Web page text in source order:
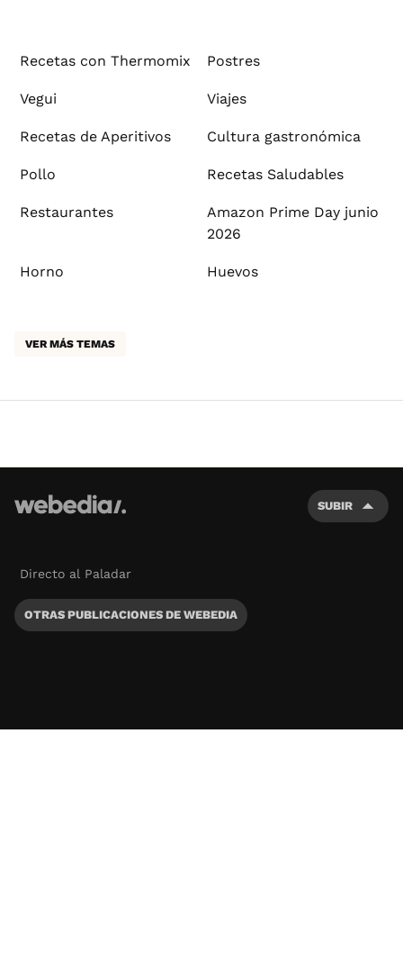
Recetas con Thermomix Postres
Vegui Viajes
Recetas de Aperitivos Cultura gastronómica
Pollo Recetas Saludables
Restaurantes
Amazon Prime Day junio
2026
Horno Huevos
VER MÁS TEMAS
SUBIR
Directo al Paladar
OTRAS PUBLICACIONES DE WEBEDIA